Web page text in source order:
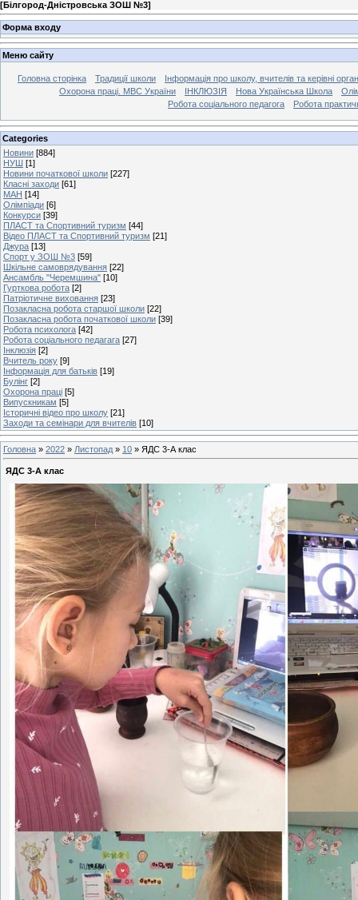
[Білгород-Дністровська ЗОШ №3]
Форма входу
Меню сайту
Головна сторінка Традиції школи
Інформація про школу, вчителів та керівні
Охорона праці. МВС України
ІНКЛЮЗІЯ Нова Українська Школа
Робота соціального педагога
Робота
Categories
Новини [884]
НУШ [1]
Новини початкової школи [227]
Класні заходи [61]
МАН [14]
Олімпіади [6]
Конкурси [39]
ПЛАСТ та Спортивний туризм [44]
Відео ПЛАСТ та Спортивний туризм [21]
Джура [13]
Спорт у ЗОШ №3 [59]
Шкільне самоврядування [22]
Ансамбль "Черемшина" [10]
Гурткова робота [2]
Патріотичне виховання [23]
Позакласна робота старшої школи [22]
Позакласна робота початкової школи [39]
Робота психолога [42]
Робота соціального педагага [27]
Інклюзія [2]
Вчитель року [9]
Інформація для батьків [19]
Булінг [2]
Охорона праці [5]
Випускникам [5]
Історичні відео про школу [21]
Заходи та семінари для вчителів [10]
Головна » 2022 » Листопад » 10 » ЯДС 3-А клас
ЯДС 3-А клас